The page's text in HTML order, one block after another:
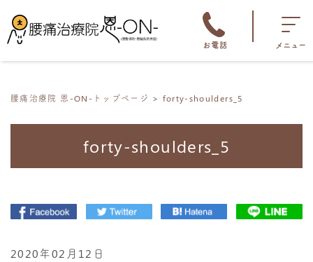
お電話 メニュー
腰痛治療院 恩-ON-トップページ forty-shoulders_5
forty-shoulders_5
2020年02月12日